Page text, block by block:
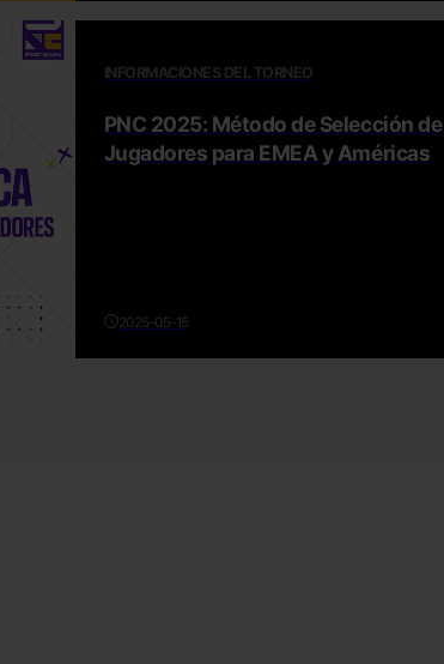
INFORMACIONES DEL TORNEO
PNC 2025: Método de Selección de
Jugadores para EMEA y Américas
2025-05-15